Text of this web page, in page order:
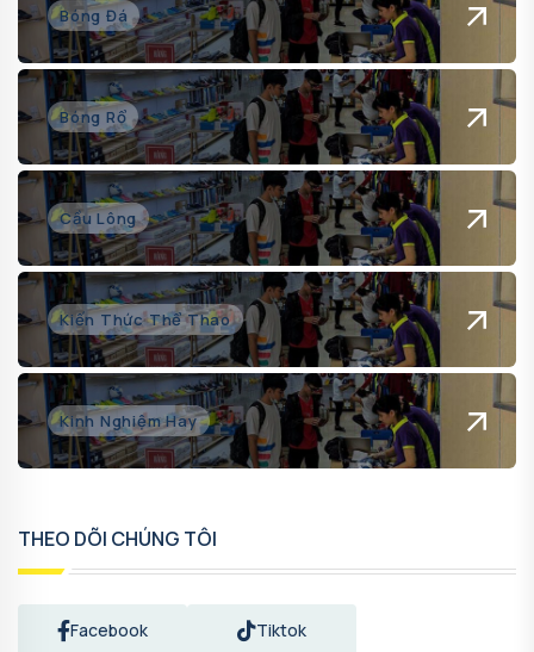
Bóng Đá
Bóng Rổ
Cầu Lông
Kiến Thức Thể Thao
Kinh Nghiệm Hay
THEO DÕI CHÚNG TÔI
Facebook Tiktok